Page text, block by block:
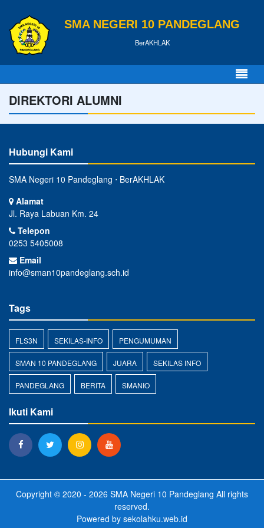
SMA NEGERI 10 PANDEGLANG
BerAKHLAK
DIREKTORI ALUMNI
Hubungi Kami
SMA Negeri 10 Pandeglang ⋅ BerAKHLAK
Alamat
Jl. Raya Labuan Km. 24
Telepon
0253 5405008
Email
info@sman10pandeglang.sch.id
Tags
FLS3N SEKILAS-INFO PENGUMUMAN
SMAN 10 PANDEGLANG JUARA SEKILAS INFO
PANDEGLANG BERITA SMANIO
Ikuti Kami
Copyright © 2020 - 2026 SMA Negeri 10 Pandeglang All rights
reserved.
Powered by sekolahku.web.id